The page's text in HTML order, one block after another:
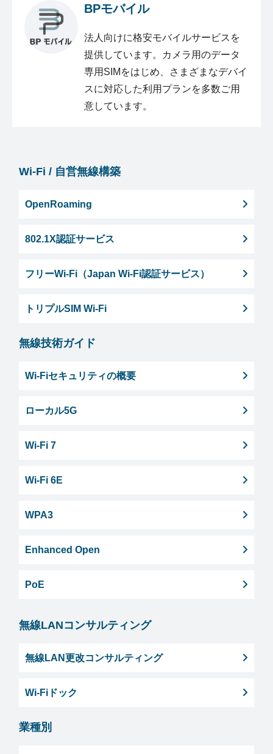
BPモバイル
法人向けに格安モバイルサービスを
提供しています。カメラ用のデータ
専用SIMをはじめ、さまざまなデバイ
スに対応した利用プランを多数ご用
意しています。
Wi-Fi / 自営無線構築
OpenRoaming
802.1X認証サービス
フリーWi-Fi（Japan Wi-Fi認証サービス）
トリプルSIM Wi-Fi
無線技術ガイド
Wi-Fiセキュリティの概要
ローカル5G
Wi-Fi 7
Wi-Fi 6E
WPA3
Enhanced Open
PoE
無線LANコンサルティング
無線LAN更改コンサルティング
Wi-Fiドック
業種別